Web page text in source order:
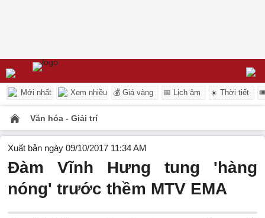
Mới nhất Xem nhiều 💰 Giá vàng 📅 Lịch âm ☀️ Thời tiết
Văn hóa - Giải trí
Xuất bản ngày 09/10/2017 11:34 AM
Đàm Vĩnh Hưng tung 'hàng
nóng' trước thềm MTV EMA